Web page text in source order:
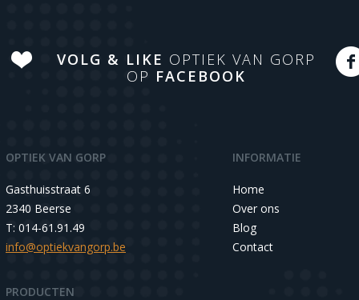
VOLG & LIKE OPTIEK VAN GORP
OP FACEBOOK
OPTIEK VAN GORP
Gasthuisstraat 6
2340 Beerse
T: 014-61.91.49
info@optiekvangorp.be
INFORMATIE
Home
Over ons
Blog
Contact
PRODUCTEN